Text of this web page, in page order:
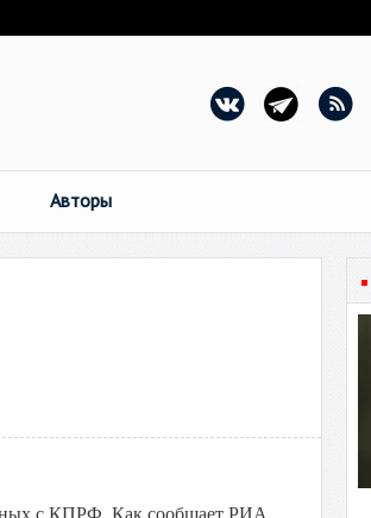
Авторы
с КПРФ. Как сообщает РИА